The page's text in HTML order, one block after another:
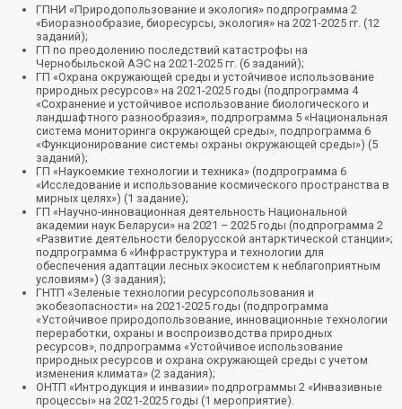
ГПНИ «Природопользование и экология» подпрограмма 2
«Биоразнообразие, биоресурсы, экология» на 2021-2025 гг. (12
заданий);
ГП по преодолению последствий катастрофы на
Чернобыльской АЭС на 2021-2025 гг. (6 заданий);
ГП «Охрана окружающей среды и устойчивое использование
природных ресурсов» на 2021-2025 годы (подпрограмма 4
«Сохранение и устойчивое использование биологического и
ландшафтного разнообразия», подпрограмма 5 «Национальная
система мониторинга окружающей среды», подпрограмма 6
«Функционирование системы охраны окружающей среды») (5
заданий);
ГП «Наукоемкие технологии и техника» (подпрограмма 6
«Исследование и использование космического пространства в
мирных целях») (1 задание);
ГП «Научно-инновационная деятельность Национальной
академии наук Беларуси» на 2021 – 2025 годы (подпрограмма 2
«Развитие деятельности белорусской антарктической станции»;
подпрограмма 6 «Инфраструктура и технологии для
обеспечения адаптации лесных экосистем к неблагоприятным
условиям») (3 задания);
ГНТП «Зеленые технологии ресурсопользования и
экобезопасности» на 2021-2025 годы (подпрограмма
«Устойчивое природопользование, инновационные технологии
переработки, охраны и воспроизводства природных
ресурсов», подпрограмма «Устойчивое использование
природных ресурсов и охрана окружающей среды с учетом
изменения климата» (2 задания);
ОНТП «Интродукция и инвазии» подпрограммы 2 «Инвазивные
процессы» на 2021-2025 годы (1 мероприятие).